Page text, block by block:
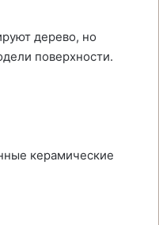
дерево, но
поверхности.
керамические